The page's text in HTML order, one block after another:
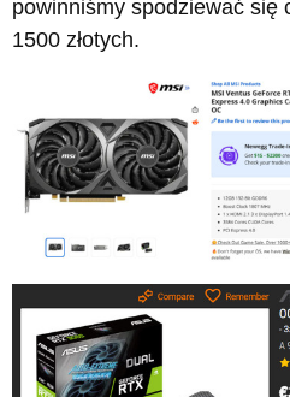
powinniśmy spodziewać się
1500 złotych.